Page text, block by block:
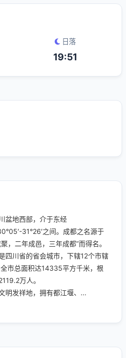
日落
19:51
盆地西部，介于东经
31°26′之间。成都之名源于
，二年成邑，三年成都”而得名。
四川省的省会城市，下辖12个市辖
市总面积达14335平方千米，根
万人。
明发祥地，拥有都江堰、...